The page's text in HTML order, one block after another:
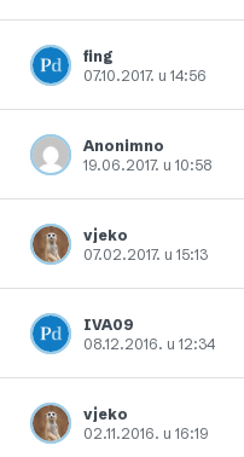
Dodajte u favorite
fing
07.10.2017. u 14:56
Dodajte u favorite
Anonimno
19.06.2017. u 10:58
Dodajte u favorite
vjeko
07.02.2017. u 15:13
Dodajte u favorite
IVA09
08.12.2016. u 12:34
Dodajte u favorite
vjeko
02.11.2016. u 16:19